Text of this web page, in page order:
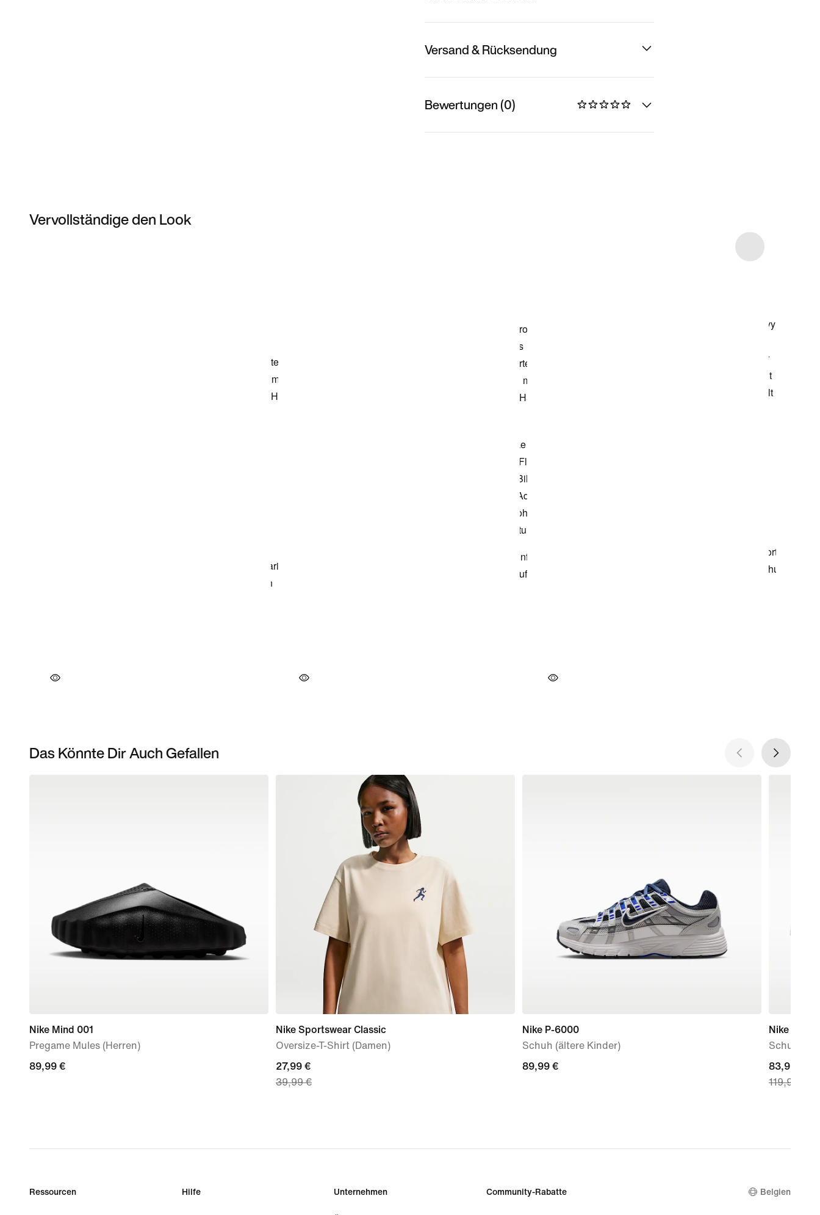
Versand & Rücksendung
Bewertungen (0)
Vervollständige den Look
Das Könnte Dir Auch Gefallen
Nike Mind 001
Pregame Mules (Herren)
89,99 €
89,99 €
Nike Sportswear Classic
Oversize-T-Shirt (Damen)
current
price
39,99 €
27,99 €
39,99 €
Nike P-6000
Schuh (ältere Kinder)
89,99 €
89,99 €
Nike P-
Schuh für
current
price
119,99 €
83,99 €
119,99 €
Ressourcen Hilfe Unternehmen Community-Rabatte Belgien